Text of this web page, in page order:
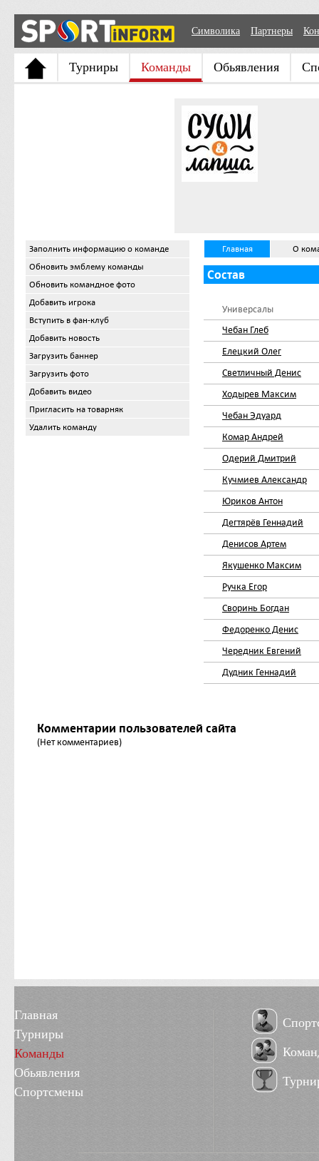
Символика Партнеры
Турниры Команды Обьявления
Заполнить информацию о команде
Обновить эмблему команды
Обновить командное фото
Добавить игрока
Вступить в фан-клуб
Добавить новость
Загрузить баннер
Загрузить фото
Добавить видео
Пригласить на товарняк
Удалить команду
Главная О
Состав
Универсалы
Чебан Глеб
Елецкий Олег
Светличный Денис
Ходырев Максим
Чебан Эдуард
Комар Андрей
Одерий Дмитрий
Кучмиев Александр
Юриков Антон
Дегтярёв Геннадий
Денисов Артем
Якушенко Максим
Ручка Егор
Своринь Богдан
Федоренко Денис
Чередник Евгений
Дудник Геннадий
Комментарии пользователей сайта
(Нет комментариев)
Главная
Турниры
Команды
Обьявления
Спортсмены